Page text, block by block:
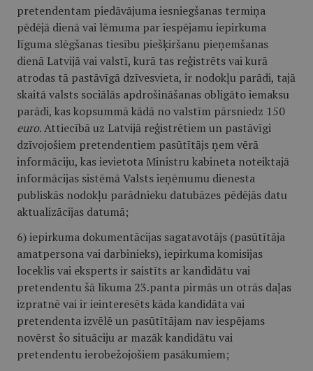
pretendentam piedāvājuma iesniegšanas termiņa
pēdējā dienā vai lēmuma par iespējamu iepirkuma
līguma slēgšanas tiesību piešķiršanu pieņemšanas
dienā Latvijā vai valstī, kurā tas reģistrēts vai kurā
atrodas tā pastāvīgā dzīvesvieta, ir nodokļu parādi, tajā
skaitā valsts sociālās apdrošināšanas obligāto iemaksu
parādi, kas kopsummā kādā no valstīm pārsniedz 150
euro. Attiecībā uz Latvijā reģistrētiem un pastāvīgi
dzīvojošiem pretendentiem pasūtītājs ņem vērā
informāciju, kas ievietota Ministru kabineta noteiktajā
informācijas sistēmā Valsts ieņēmumu dienesta
publiskās nodokļu parādnieku datubāzes pēdējās datu
aktualizācijas datumā;
6) iepirkuma dokumentācijas sagatavotājs (pasūtītāja
amatpersona vai darbinieks), iepirkuma komisijas
loceklis vai eksperts ir saistīts ar kandidātu vai
pretendentu šā likuma 23.panta pirmās un otrās daļas
izpratnē vai ir ieinteresēts kāda kandidāta vai
pretendenta izvēlē un pasūtītājam nav iespējams
novērst šo situāciju ar mazāk kandidātu vai
pretendentu ierobežojošiem pasākumiem;